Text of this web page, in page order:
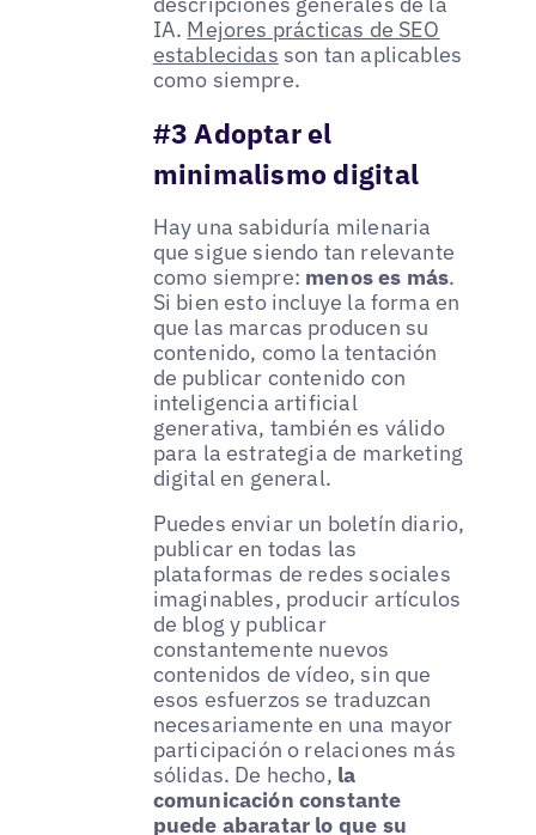
IA. Mejores prácticas de SEO
establecidas son tan aplicables
como siempre.
#3 Adoptar el
minimalismo digital
Hay una sabiduría milenaria
que sigue siendo tan relevante
como siempre: menos es más.
Si bien esto incluye la forma en
que las marcas producen su
contenido, como la tentación
de publicar contenido con
inteligencia artificial
generativa, también es válido
para la estrategia de marketing
digital en general.
Puedes enviar un boletín diario,
publicar en todas las
plataformas de redes sociales
imaginables, producir artículos
de blog y publicar
constantemente nuevos
contenidos de vídeo, sin que
esos esfuerzos se traduzcan
necesariamente en una mayor
participación o relaciones más
sólidas. De hecho, la
comunicación constante
puede abaratar lo que su